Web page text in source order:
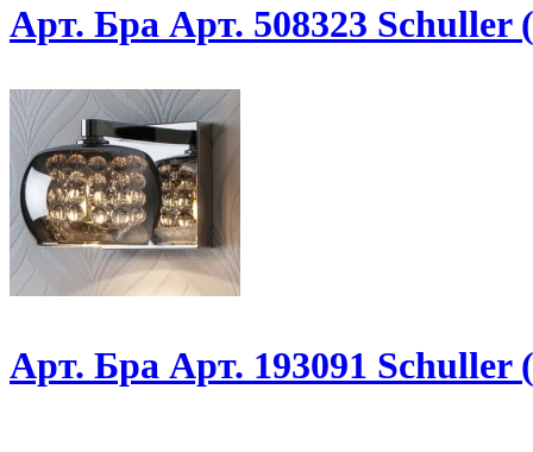
Арт. Бра Арт. 508323 Schuller
Арт. Бра Арт. 193091 Schuller